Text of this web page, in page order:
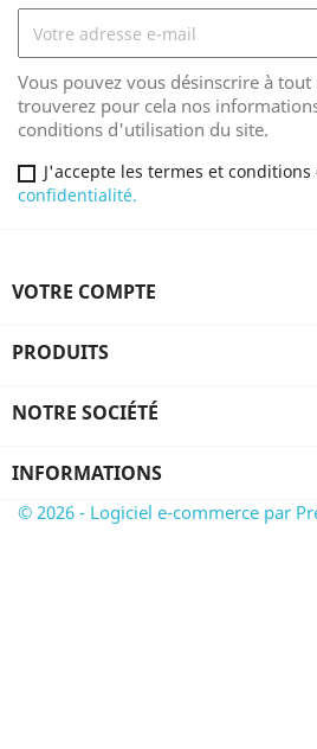
Vous pouvez vous désinscrire à
trouverez pour cela nos
conditions d'utilisation du site.
J'accepte les termes et conditions
confidentialité.
VOTRE COMPTE
PRODUITS
NOTRE SOCIÉTÉ
INFORMATIONS
© 2026 - Logiciel e-commerce par